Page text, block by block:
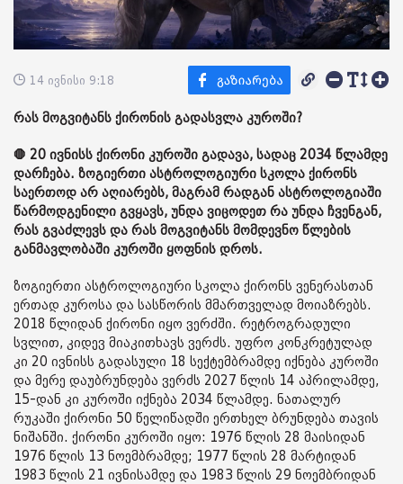
14 ივნისი 9:18
რას მოგვიტანს ქირონის გადასვლა კუროში?
🛑 20 ივნისს ქირონი კუროში გადავა, სადაც 2034 წლამდე
დარჩება. ზოგიერთი ასტროლოგიური სკოლა ქირონს
საერთოდ არ აღიარებს, მაგრამ რადგან ასტროლოგიაში
წარმოდგენილი გვყავს, უნდა ვიცოდეთ რა უნდა ჩვენგან,
რას გვაძლევს და რას მოგვიტანს მომდევნო წლების
განმავლობაში კუროში ყოფნის დროს.
ზოგიერთი ასტროლოგიური სკოლა ქირონს ვენერასთან
ერთად კუროსა და სასწორის მმართველად მოიაზრებს.
2018 წლიდან ქირონი იყო ვერძში. რეტროგრადული
სვლით, კიდევ მიაკითხავს ვერძს. უფრო კონკრეტულად
კი 20 ივნისს გადასული 18 სექტემბრამდე იქნება კუროში
და მერე დაუბრუნდება ვერძს 2027 წლის 14 აპრილამდე,
15-დან კი კუროში იქნება 2034 წლამდე. ნათალურ
რუკაში ქირონი 50 წელიწადში ერთხელ ბრუნდება თავის
ნიშანში. ქირონი კუროში იყო: 1976 წლის 28 მაისიდან
1976 წლის 13 ნოემბრამდე; 1977 წლის 28 მარტიდან
1983 წლის 21 ივნისამდე და 1983 წლის 29 ნოემბრიდან